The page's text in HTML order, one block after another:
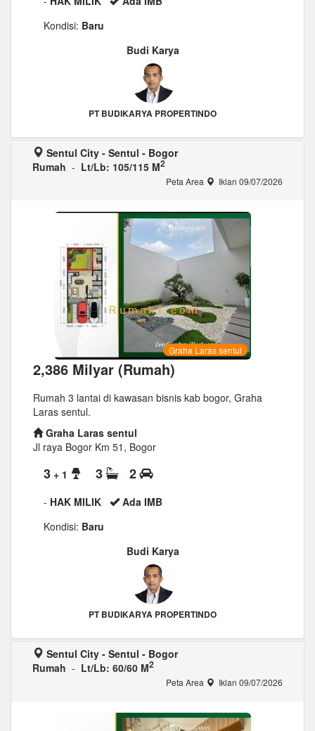
Kondisi: Baru
Budi Karya
PT BUDIKARYA PROPERTINDO
Sentul City - Sentul - Bogor
Rumah - Lt/Lb: 105/115 M2
Peta Area Iklan 09/07/2026
Graha Laras sentul
2,386 Milyar (Rumah)
Rumah 3 lantai di kawasan bisnis kab bogor, Graha
Laras sentul.
Graha Laras sentul
Jl raya Bogor Km 51, Bogor
3 + 1 3 2
- HAK MILIK
Ada IMB
Kondisi: Baru
Budi Karya
PT BUDIKARYA PROPERTINDO
Sentul City - Sentul - Bogor
Rumah - Lt/Lb: 60/60 M2
Peta Area Iklan 09/07/2026